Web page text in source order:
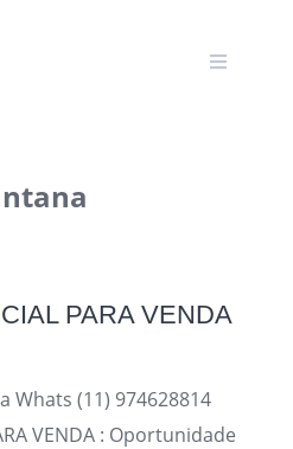
PARA VENDA
(11) 974628814
VENDA : Oportunidade